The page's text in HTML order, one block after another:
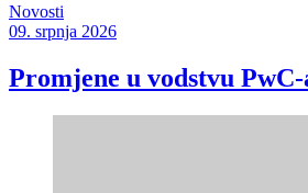
Novosti
09. srpnja 2026
Promjene u vodstvu